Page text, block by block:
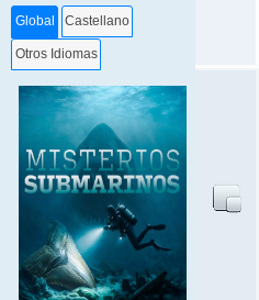
Global Castellano
Otros Idiomas